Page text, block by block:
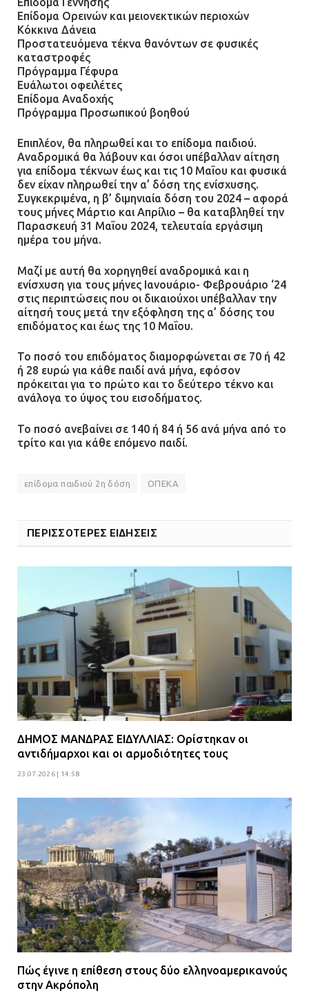
Επίδομα Ορεινών και μειονεκτικών περιοχών
Κόκκινα Δάνεια
Προστατευόμενα τέκνα θανόντων σε φυσικές
καταστροφές
Πρόγραμμα Γέφυρα
Ευάλωτοι οφειλέτες
Επίδομα Αναδοχής
Πρόγραμμα Προσωπικού βοηθού
Επιπλέον, θα πληρωθεί και το επίδομα παιδιού.
Αναδρομικά θα λάβουν και όσοι υπέβαλλαν αίτηση
για επίδομα τέκνων έως και τις 10 Μαΐου και φυσικά
δεν είχαν πληρωθεί την α’ δόση της ενίσχυσης.
Συγκεκριμένα, η β’ διμηνιαία δόση του 2024 – αφορά
τους μήνες Μάρτιο και Απρίλιο – θα καταβληθεί την
Παρασκευή 31 Μαΐου 2024, τελευταία εργάσιμη
ημέρα του μήνα.
Μαζί με αυτή θα χορηγηθεί αναδρομικά και η
ενίσχυση για τους μήνες Ιανουάριο- Φεβρουάριο ‘24
στις περιπτώσεις που οι δικαιούχοι υπέβαλλαν την
αίτησή τους μετά την εξόφληση της α’ δόσης του
επιδόματος και έως της 10 Μαΐου.
Το ποσό του επιδόματος διαμορφώνεται σε 70 ή 42
ή 28 ευρώ για κάθε παιδί ανά μήνα, εφόσον
πρόκειται για το πρώτο και το δεύτερο τέκνο και
ανάλογα το ύψος του εισοδήματος.
Το ποσό ανεβαίνει σε 140 ή 84 ή 56 ανά μήνα από το
τρίτο και για κάθε επόμενο παιδί.
επίδομα παιδιού 2η δόση ΟΠΕΚΑ
ΠΕΡΙΣΣΟΤΕΡΕΣ ΕΙΔΗΣΕΙΣ
ΔΗΜΟΣ ΜΑΝΔΡΑΣ ΕΙΔΥΛΛΙΑΣ: Ορίστηκαν οι
αντιδήμαρχοι και οι αρμοδιότητες τους
23.07.2026 | 14:58
Πώς έγινε η επίθεση στους δύο ελληνοαμερικανούς
στην Ακρόπολη